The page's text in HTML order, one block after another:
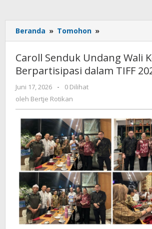
Beranda » Tomohon »
Senduk
Undang
Wali
Kota
2026
Caroll Senduk Undang Wali
Berpartisipasi dalam TIFF
Juni 17, 2026
oleh
Bertje
-
0 Dilihat
oleh Bertje Rotikan